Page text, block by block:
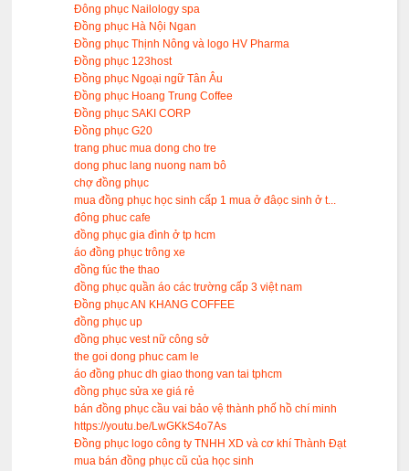
Đông phục Nailology spa
Đồng phục Hà Nội Ngan
Đồng phục Thịnh Nông và logo HV Pharma
Đồng phục 123host
Đồng phục Ngoại ngữ Tân Âu
Đồng phục Hoang Trung Coffee
Đồng phục SAKI CORP
Đồng phục G20
trang phuc mua dong cho tre
dong phuc lang nuong nam bô
chợ đồng phục
mua đồng phục học sinh cấp 1 mua ở đâọc sinh ở t...
đông phuc cafe
đồng phục gia đình ở tp hcm
áo đồng phục trông xe
đồng fúc the thao
đồng phục quần áo các trường cấp 3 việt nam
Đồng phục AN KHANG COFFEE
đồng phục up
đồng phục vest nữ công sở
the goi dong phuc cam le
áo đồng phuc dh giao thong van tai tphcm
đồng phục sửa xe giá rẻ
bán đồng phục cầu vai bảo vệ thành phố hồ chí minh
https://youtu.be/LwGKkS4o7As
Đồng phục logo công ty TNHH XD và cơ khí Thành Đạt
mua bán đồng phục cũ của học sinh